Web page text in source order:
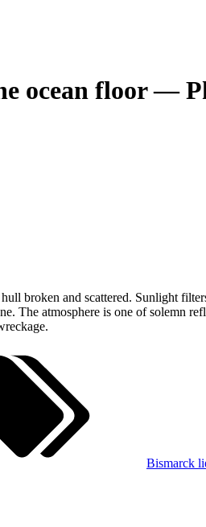
ocean floor —
broken and scattered. Sunlight
The atmosphere is one of solemn
Bismarck